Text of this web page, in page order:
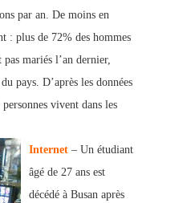
par an. De moins en
: plus de 72% des hommes
pas mariés l’an dernier,
pays. D’après les données
vivent dans les
Internet – Un étudiant
âgé de 27 ans est
décédé à Busan après